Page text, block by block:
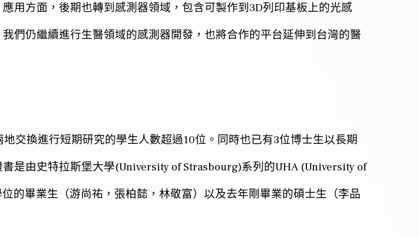
用方面，後期也轉到感測器領域，包含可製作到 3D列印基板上的光感
們仍繼續進行生醫領域的感測器開發，也將合作的平台延伸到台灣的醫
地交換進行短期研究的學生人數超過10位。同時也已有3位博士生以長期
是由史特拉斯堡大學(University of Strasbourg)系列的UHA (University of
的畢業生（游尚祐 ，張柏懿，林敬富）以及去年剛畢業的碩士生（李品